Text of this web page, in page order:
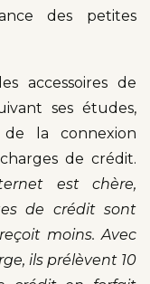
des petites
accessoires de
ses études,
la connexion
de crédit.
est chère,
de crédit sont
moins. Avec
ils prélèvent 10